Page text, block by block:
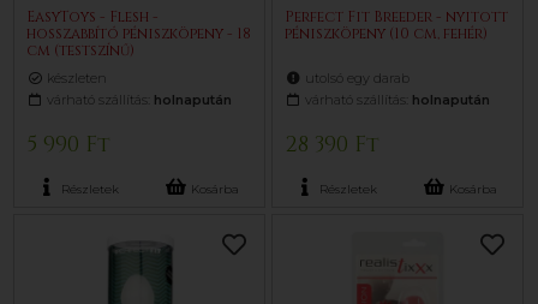
EasyToys - Flesh -
hosszabbító péniszköpeny - 18
cm (testszínű)
készleten
várható szállítás: holnapután
5 990 Ft
Részletek Kosárba
Perfect Fit Breeder - nyitott
péniszköpeny (10 cm, fehér)
utolsó egy darab
várható szállítás: holnapután
28 390 Ft
Részletek Kosárba